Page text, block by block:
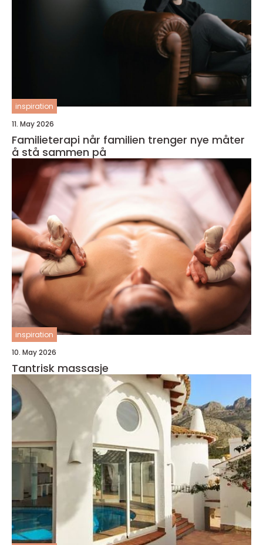
inspiration
11. May 2026
Familieterapi når familien trenger nye måter
å stå sammen på
inspiration
10. May 2026
Tantrisk massasje